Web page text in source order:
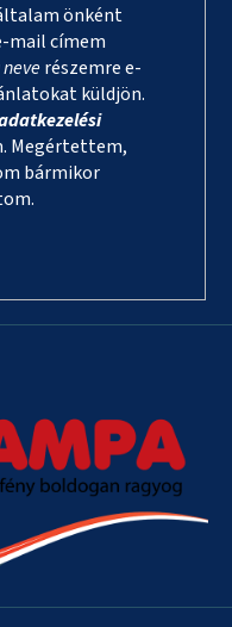
önként
mail címem
neverészemre e-
küldjön.
Megértettem,
bármikor